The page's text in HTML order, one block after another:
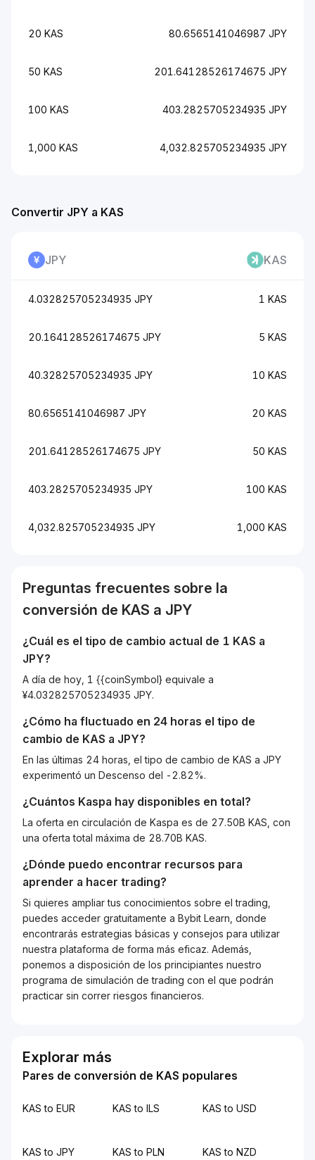
20 KAS 80.6565141046987 JPY
50 KAS 201.64128526174675 JPY
100 KAS 403.2825705234935 JPY
1,000 KAS 4,032.825705234935 JPY
Convertir JPY a KAS
JPY KAS
4.032825705234935 JPY 1 KAS
20.164128526174675 JPY 5 KAS
40.32825705234935 JPY 10 KAS
80.6565141046987 JPY 20 KAS
201.64128526174675 JPY 50 KAS
403.2825705234935 JPY 100 KAS
4,032.825705234935 JPY 1,000 KAS
Preguntas frecuentes sobre la
conversión de KAS a JPY
¿Cuál es el tipo de cambio actual de 1 KAS a
JPY?
A día de hoy, 1 {{coinSymbol} equivale a
¥4.032825705234935 JPY.
¿Cómo ha fluctuado en 24 horas el tipo de
cambio de KAS a JPY?
En las últimas 24 horas, el tipo de cambio de KAS a JPY
experimentó un Descenso del -2.82%.
¿Cuántos Kaspa hay disponibles en total?
La oferta en circulación de Kaspa es de 27.50B KAS, con
una oferta total máxima de 28.70B KAS.
¿Dónde puedo encontrar recursos para
aprender a hacer trading?
Si quieres ampliar tus conocimientos sobre el trading,
puedes acceder gratuitamente a Bybit Learn, donde
encontrarás estrategias básicas y consejos para utilizar
nuestra plataforma de forma más eficaz. Además,
ponemos a disposición de los principiantes nuestro
programa de simulación de trading con el que podrán
practicar sin correr riesgos financieros.
Explorar más
Pares de conversión de KAS populares
KAS to EUR KAS to ILS KAS to USD
KAS to JPY KAS to PLN KAS to NZD